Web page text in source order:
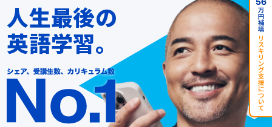
人生最後の
英語学習。